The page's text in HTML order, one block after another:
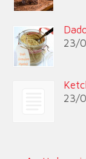
23/
23/